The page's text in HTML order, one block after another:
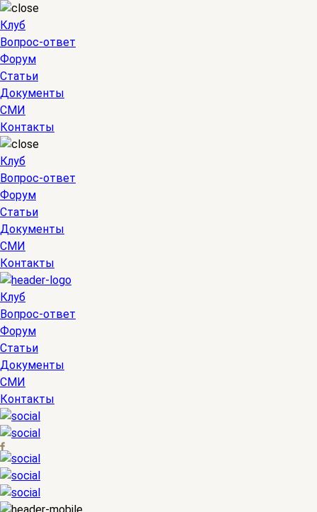
Клуб
Вопрос-ответ
Форум
Статьи
Документы
СМИ
Контакты
Клуб
Вопрос-ответ
Форум
Статьи
Документы
СМИ
Контакты
Клуб
Вопрос-ответ
Форум
Статьи
Документы
СМИ
Контакты